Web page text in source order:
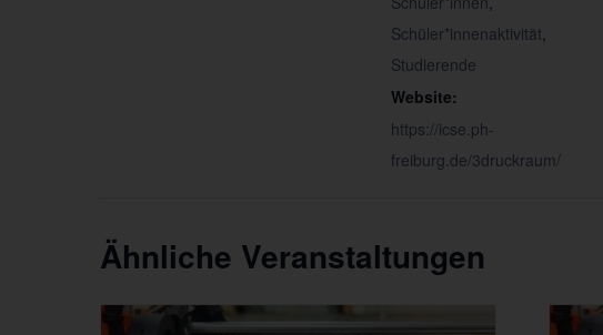
Schüler*innenaktivität,
Studierende
Website:
https://icse.ph-
freiburg.de/3druckraum/
Ähnliche Veranstaltungen